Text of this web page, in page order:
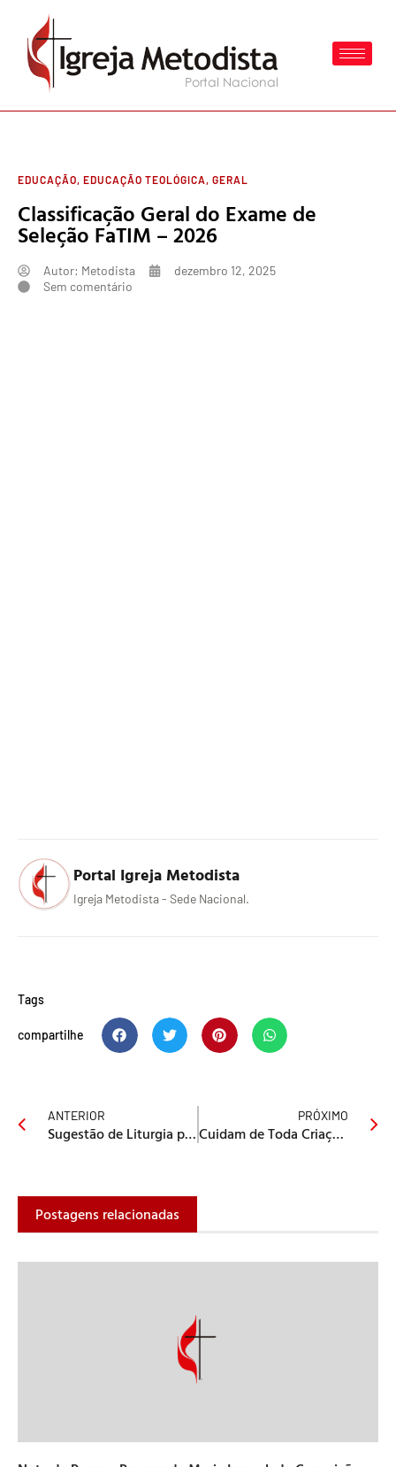
EDUCAÇÃO, EDUCAÇÃO TEOLÓGICA , GERAL
Classificação Geral do Exame de
Seleção FaTIM – 2026
Autor: Metodista
dezembro 12, 2025
Sem comentário
Portal Igreja Metodista
Igreja Metodista - Sede Nacional.
Tags
compartilhe
ANTERIOR
Sugestão de Liturgia para o Natal
PRÓXIMO
Cuidam de Toda Criação | Confira o Tema do Ano de 2026 da Igreja Metodista
Postagens relacionadas